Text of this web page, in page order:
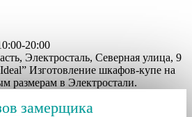
20:00
Электросталь, Северная улица, 9
Изготовление шкафов-купе на
размерам в Электростали.
замерщика